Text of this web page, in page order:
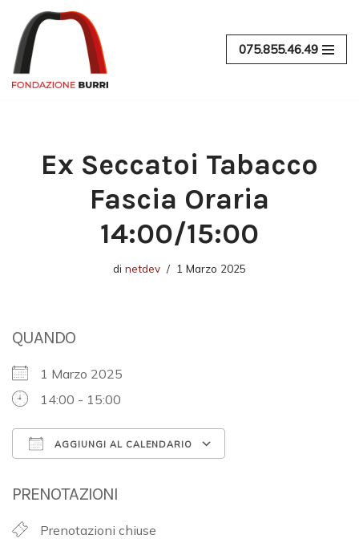
Vai
al
contenuto
075.855.46.49
Ex Seccatoi Tabacco
Fascia Oraria
14:00/15:00
di netdev 1 Marzo 2025
QUANDO
1 Marzo 2025
14:00 - 15:00
AGGIUNGI AL CALENDARIO
PRENOTAZIONI
Prenotazioni chiuse